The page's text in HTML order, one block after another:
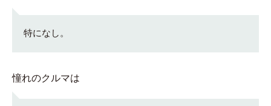
特になし。
憧れのクルマは